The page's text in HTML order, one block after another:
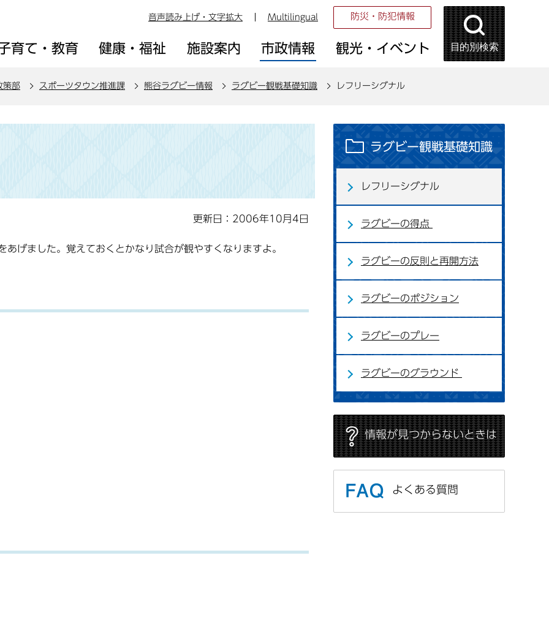
音声読み上げ・文字拡大 Multilingual 防災・防犯情報
育て・教育 健康・福祉 施設案内 市政情報 観光・イベント 目的別検索
策部 スポーツタウン推進課 熊谷ラグビー情報 ラグビー観戦基礎知識 レフリーシグナル
更新日：2006年10月4日
げました。覚えておくとかなり試合が観やすくなりますよ。
ラグビー観戦基礎知識
レフリーシグナル
ラグビーの得点
ラグビーの反則と再開方法
ラグビーのポジション
ラグビーのプレー
ラグビーのグラウンド
情報が見つからないときは
よくある質問